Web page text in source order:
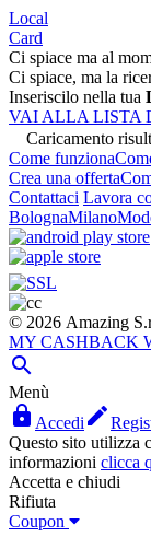
Local
Card
Ci spiace ma al
Ci spiace, ma la
Inseriscilo nella tua
VAI ALLA LISTA
Caricamento
Come funziona
Crea una offerta
Contattaci Lavora
BolognaMilano
© 2026 Amazing
MY CASHBACK

Menù
 Accedi 
Questo sito utilizza
informazioni clicca
Accetta e chiudi
Rifiuta
Coupon